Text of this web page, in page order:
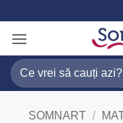
content
Caută
după:
SOMNART /